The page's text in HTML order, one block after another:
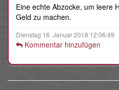
Eine echte Abzocke, um leere
Geld zu machen.
Dienstag 16. Januar 2018 12:06:49
Kommentar hinzufügen